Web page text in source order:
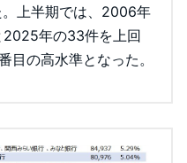
。上半期では、2006年
年の33件を上回
の高水準となった。